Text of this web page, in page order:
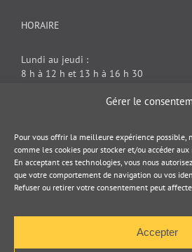
Gérer le
Pour vous offrir la meilleure expérience possible,
comme les cookies pour stocker et/ou accéder
En acceptant ces technologies, vous nous
que votre comportement de navigation ou vos
Refuser ou retirer votre consentement peut
Accepter
HORAIRE
Lundi au jeudi :
8 h à 12 h et 13 h à 16 h 30
DOCUMENT JURIDIQUE
Politique de cookies